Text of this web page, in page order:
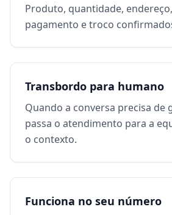
Produto, quantidade,
pagamento e troco
Transbordo para humano
Quando a conversa precisa de
passa o atendimento para a
o contexto.
Funciona no seu número